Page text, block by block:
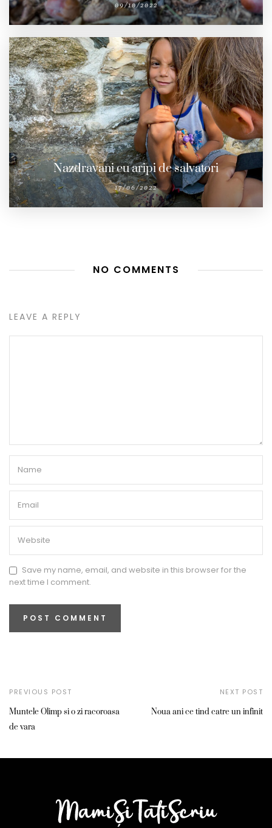
09/10/2022
Nazdravani cu aripi de salvatori
17/06/2022
NO COMMENTS
LEAVE A REPLY
Save my name, email, and website in this browser for the
next time I comment.
PREVIOUS POST
Muntele Olimp si o zi racoroasa
de vara
NEXT POST
Noua ani ce tind catre un infinit